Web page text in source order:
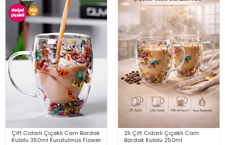
Çift Cidarlı Çiçekli Cam Bardak
Kulplu 350ml Kurutulmuş Flower
2li Çift Cidarlı Çiçekli Cam
Bardak Kulplu 250ml